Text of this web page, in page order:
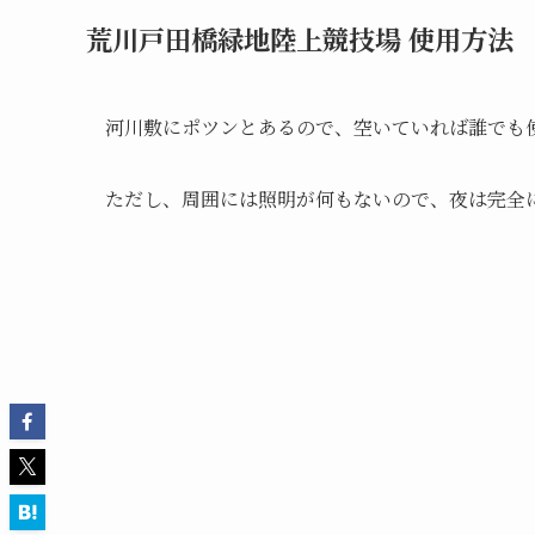
荒川戸田橋緑地陸上競技場 使用方法
河川敷にポツンとあるので、空いていれば誰でも
ただし、周囲には照明が何もないので、夜は完全